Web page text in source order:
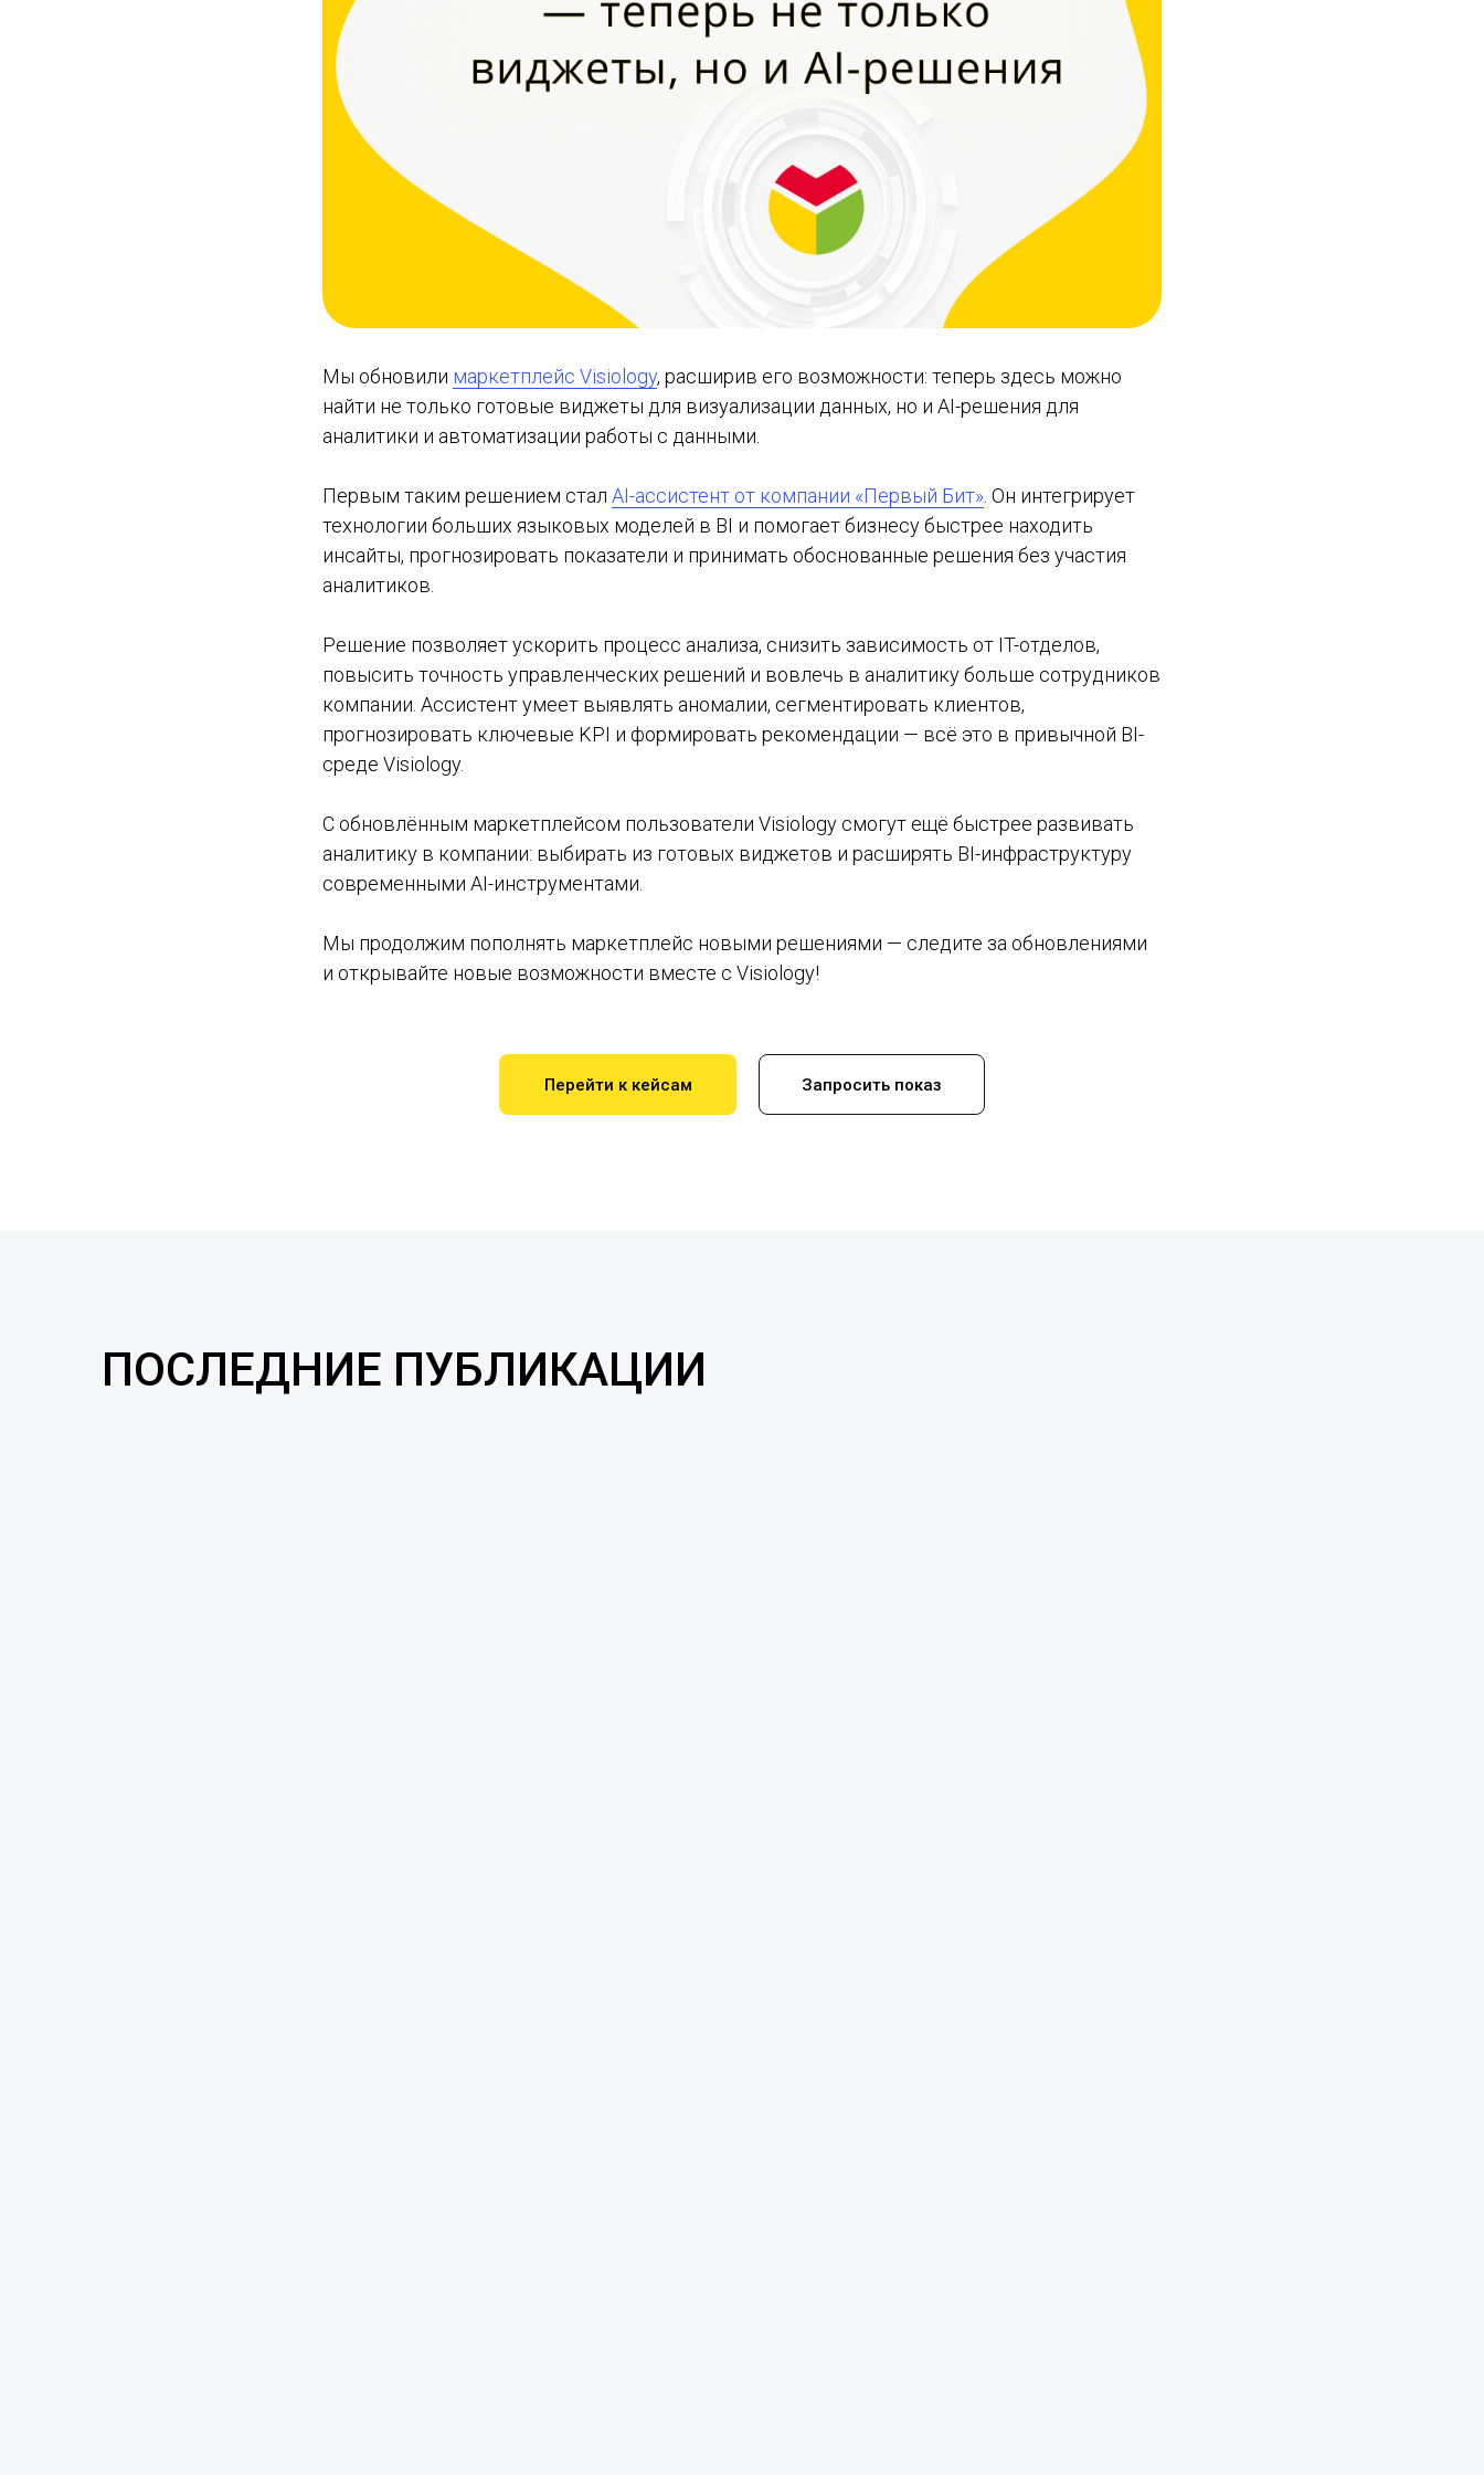
Мы обновили маркетплейс Visiology, расширив его возможности: теперь здесь можно
найти не только готовые виджеты для визуализации данных, но и AI-решения для
аналитики и автоматизации работы с данными.
Первым таким решением стал AI-ассистент от компании «Первый Бит» . Он интегрирует
технологии больших языковых моделей в BI и помогает бизнесу быстрее находить
инсайты, прогнозировать показатели и принимать обоснованные решения без участия
аналитиков.
Решение позволяет ускорить процесс анализа, снизить зависимость от IT-отделов,
повысить точность управленческих решений и вовлечь в аналитику больше сотрудников
компании. Ассистент умеет выявлять аномалии, сегментировать клиентов,
прогнозировать ключевые KPI и формировать рекомендации — всё это в привычной BI-
среде Visiology.
С обновлённым маркетплейсом пользователи Visiology смогут ещё быстрее развивать
аналитику в компании: выбирать из готовых виджетов и расширять BI-инфраструктуру
современными AI-инструментами.
Мы продолжим пополнять маркетплейс новыми решениями — следите за обновлениями
и открывайте новые возможности вместе с Visiology!
Перейти к кейсам Запросить показ
ПОСЛЕДНИЕ ПУБЛИКАЦИИ